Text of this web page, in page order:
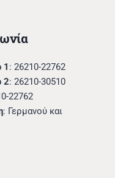
1 : 26210-22762
2: 26210-30510
22762
: Γερμανού και